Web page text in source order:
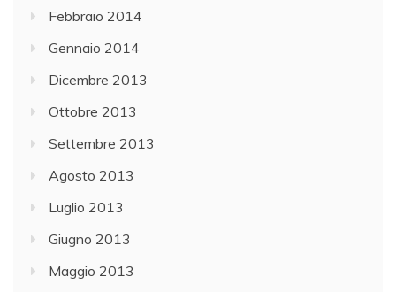
Febbraio 2014
Gennaio 2014
Dicembre 2013
Ottobre 2013
Settembre 2013
Agosto 2013
Luglio 2013
Giugno 2013
Maggio 2013